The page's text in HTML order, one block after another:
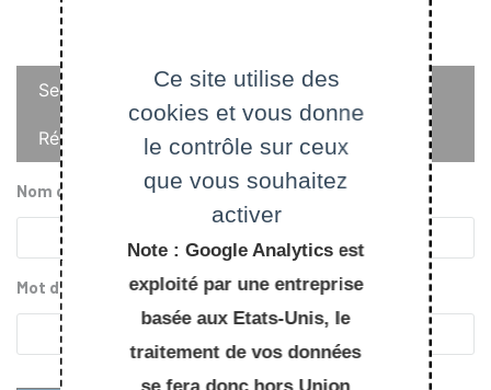
Onglets
principaux
Se connecter
Réinitialiser votre mot de passe
Nom d'utilisateur
Mot de passe
Ce site utilise des
cookies et vous donne
le contrôle sur ceux
que vous souhaitez
activer
Note : Google Analytics est
exploité par une entreprise
basée aux Etats-Unis, le
traitement de vos données
se fera donc hors Union